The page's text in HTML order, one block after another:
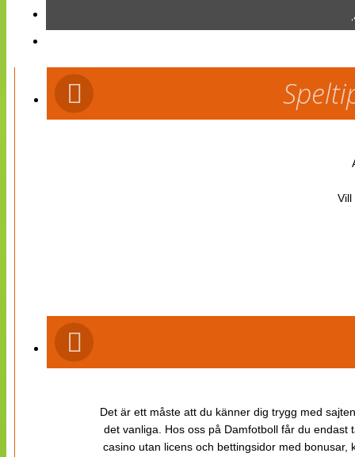
Vill
Det är ett måste att du känner dig trygg med
det vanliga. Hos oss på Damfotboll får du
casino utan licens och bettingsidor med